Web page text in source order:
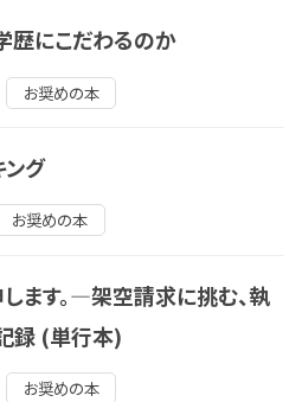
歴にこだわるのか
お奨めの本
ング
お奨めの本
ます。―架空請求に挑む、執
録 (単行本)
お奨めの本